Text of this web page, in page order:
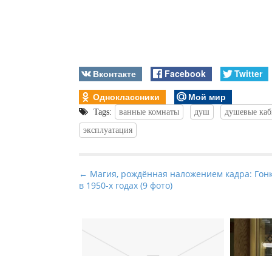
Вконтакте Facebook
Twitter
Одноклассники
Мой мир
Tags: ванные комнаты душ
душевые
эксплуатация
P
o
← Магия, рождённая наложением кадра:
в 1950-х годах (9 фото)